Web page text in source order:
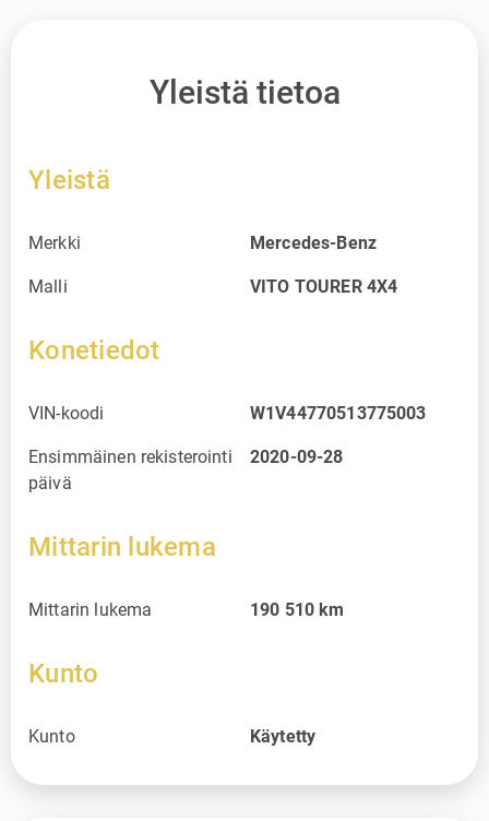
Yleistä tietoa
Yleistä
Merkki Mercedes-Benz
Malli VITO TOURER 4X4
Konetiedot
VIN-koodi W1V44770513775003
Ensimmäinen rekisterointi
päivä
2020-09-28
Mittarin lukema
Mittarin lukema 190 510 km
Kunto
Kunto Käytetty